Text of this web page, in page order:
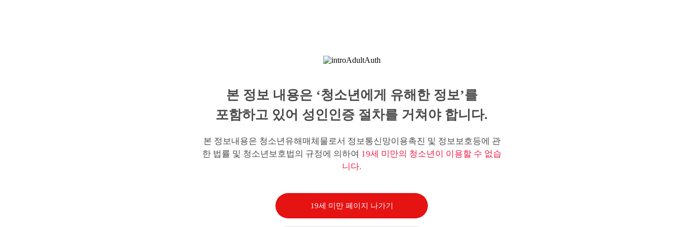
본 정보 내용은 ‘청소년에게 유해한 정보’를
포함하고 있어 성인인증 절차를 거쳐야 합니다.
본 정보내용은 청소년유해매체물로서 정보통신망이용촉진 및 정보보호등에 관
한 법률 및 청소년보호법의 규정에 의하여 19세 미만의 청소년이 이용할 수 없습
니다.
19세 미만 페이지 나가기